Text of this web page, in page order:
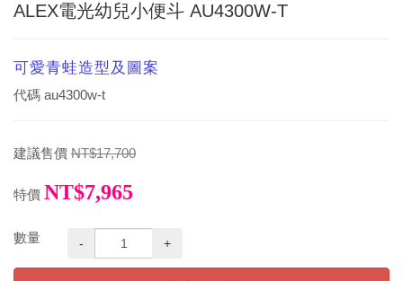
ALEX電光幼兒小便斗 AU4300W-T
可愛青蛙造型及圖案
代碼 au4300w-t
建議售價 NT$17,700
特價 NT$7,965
數量 - +